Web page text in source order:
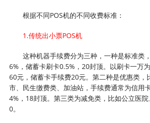
根据不同POS机的不同收费标准：
1.传统出小票POS机
这种机器手续费分为三种，一种是标准类
6%，储蓄卡刷卡0.5%，20封顶。以刷卡一万
60元，储蓄卡手续费20元。第二种是优惠类，
市、民生缴费类、加油站，手续费通常为信用
4%，18封顶。第三类为减免类，比如公立医
0。